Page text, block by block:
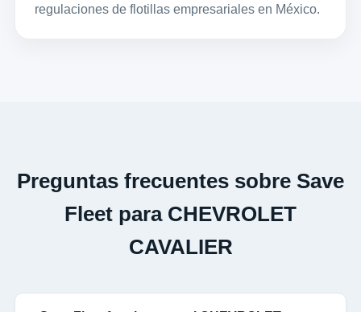
regulaciones de flotillas empresariales en México.
Preguntas frecuentes sobre Save
Fleet para CHEVROLET
CAVALIER